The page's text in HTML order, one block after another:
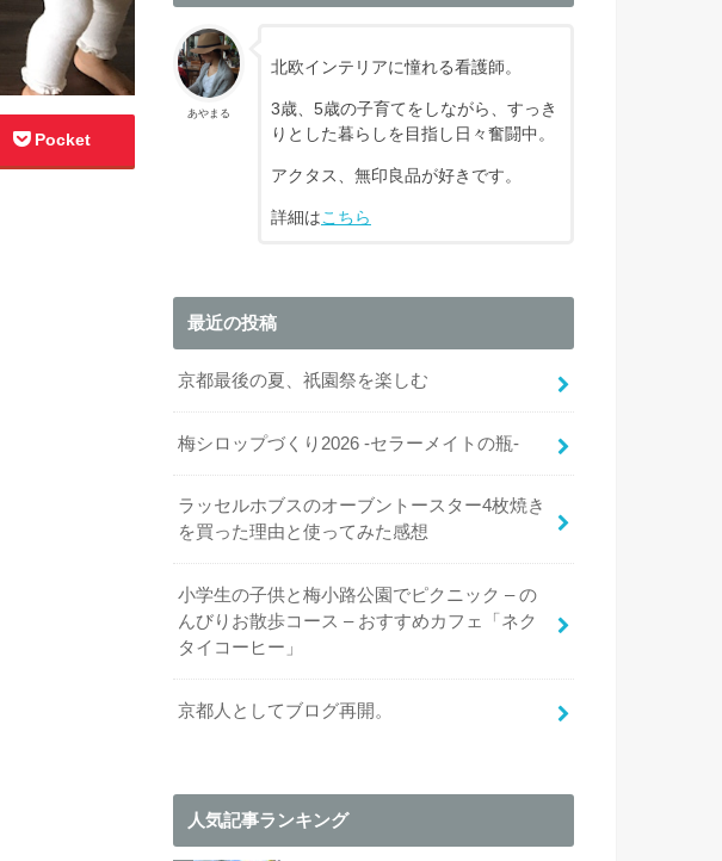
Pocket
あやまる
北欧インテリアに憧れる看護師。
3歳、5歳の子育てをしながら、すっき
りとした暮らしを目指し日々奮闘中。
アクタス、無印良品が好きです。
詳細はこちら
最近の投稿
京都最後の夏、祇園祭を楽しむ
梅シロップづくり2026 -セラーメイトの瓶-
ラッセルホブスのオーブントースター4枚焼き
を買った理由と使ってみた感想
小学生の子供と梅小路公園でピクニック – の
んびりお散歩コース – おすすめカフェ「ネク
タイコーヒー」
京都人としてブログ再開。
人気記事ランキング